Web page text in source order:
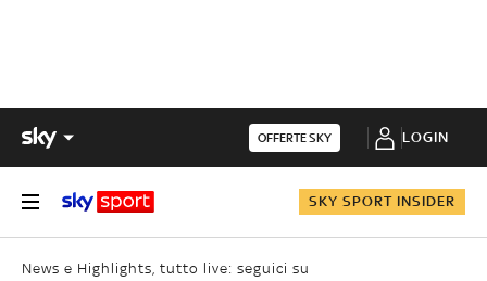
OFFERTE SKY LOGIN
SKY SPORT INSIDER
News e Highlights, tutto live: seguici su